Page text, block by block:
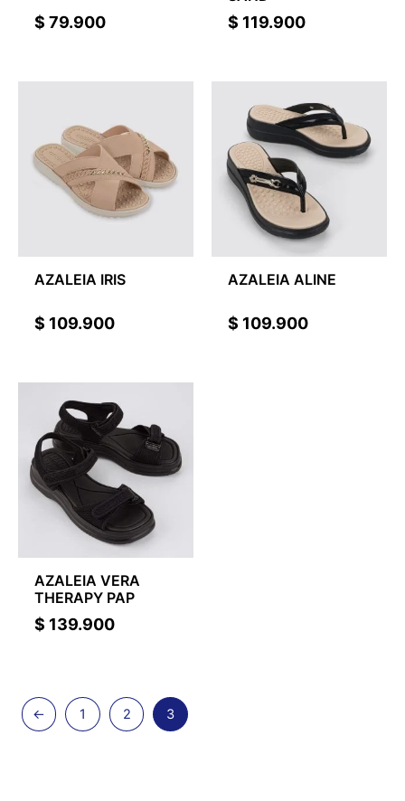
$ 79.900 $ 119.900
AZALEIA IRIS
$ 109.900
AZALEIA ALINE
$ 109.900
AZALEIA VERA
THERAPY PAP
$ 139.900
← 1 2 3